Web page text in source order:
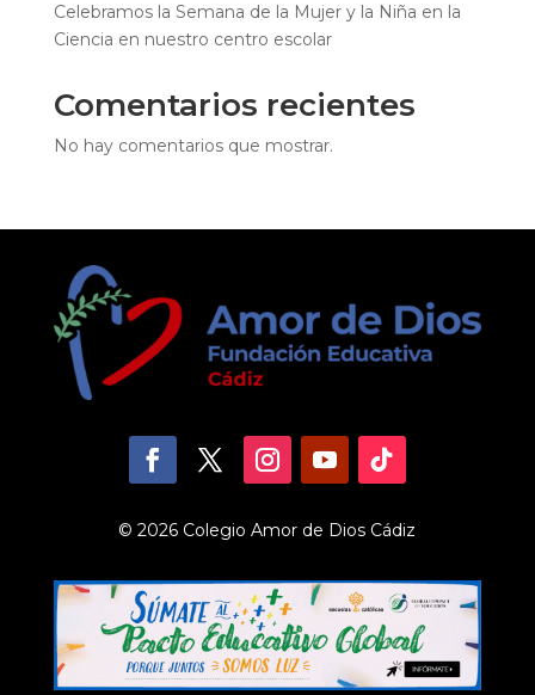
Celebramos la Semana de la Mujer y la Niña en la
Ciencia en nuestro centro escolar
Comentarios recientes
No hay comentarios que mostrar.
© 2026 Colegio Amor de Dios Cádiz